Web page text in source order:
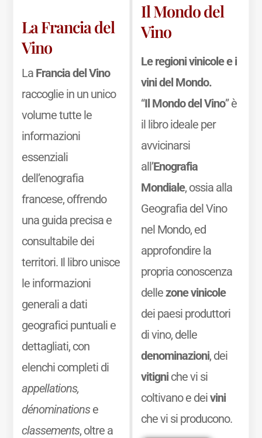
La Francia del
Vino
La Francia del Vino
raccoglie in un unico
volume tutte le
informazioni
essenziali
dell’enografia
francese, offrendo
una guida precisa e
consultabile dei
territori. Il libro unisce
le informazioni
generali a dati
geografici puntuali e
dettagliati, con
elenchi completi di
appellations,
dénominationse
classements, oltre a
Il Mondo del
Vino
Le regioni vinicole e i
vini del Mondo.
“Il Mondo del Vino” è
il libro ideale per
avvicinarsi
all’Enografia
Mondiale, ossia alla
Geografia del Vino
nel Mondo, ed
approfondire la
propria conoscenza
dellezone vinicole
dei paesi produttori
di vino, delle
denominazioni, dei
vitigniche vi si
coltivano e deivini
che vi si producono.